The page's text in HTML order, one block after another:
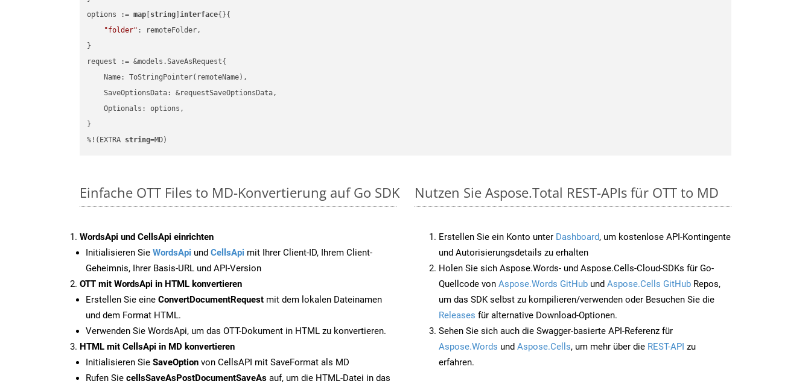
options := map string ]interface{}{
"folder" : remoteFolder,
}
request := &models.SaveAsRequest{
    Name: ToStringPointer(remoteName),
    SaveOptionsData: &requestSaveOptionsData,
    Optionals: options,
}
%!(EXTRA string=MD)
Einfache OTT Files to MD-Konvertierung auf Go SDK
WordsApi und CellsApi einrichten
Initialisieren Sie WordsApi und CellsApi mit Ihrer Client-ID, Ihrem Client-
Geheimnis, Ihrer Basis-URL und API-Version
OTT mit WordsApi in HTML konvertieren
Erstellen Sie eine ConvertDocumentRequest mit dem lokalen Dateinamen
und dem Format HTML.
Verwenden Sie WordsApi, um das OTT-Dokument in HTML zu konvertieren.
HTML mit CellsApi in MD konvertieren
Initialisieren Sie SaveOption von CellsAPI mit SaveFormat als MD
Rufen Sie cellsSaveAsPostDocumentSaveAs auf, um die HTML-Datei in das
Nutzen Sie Aspose.Total REST-APIs für OTT to MD
Erstellen Sie ein Konto unter Dashboard, um kostenlose API-Kontingente
und Autorisierungsdetails zu erhalten
Holen Sie sich Aspose.Words- und Aspose.Cells-Cloud-SDKs für Go-
Quellcode von Aspose.Words GitHub und Aspose.Cells GitHub Repos,
um das SDK selbst zu kompilieren/verwenden oder Besuchen Sie die
Releases für alternative Download-Optionen.
Sehen Sie sich auch die Swagger-basierte API-Referenz für
Aspose.Words und Aspose.Cells, um mehr über die REST-API zu
erfahren.